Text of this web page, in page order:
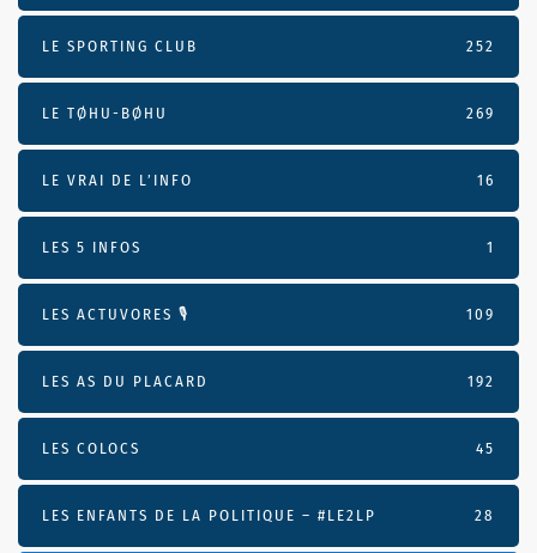
LE SPORTING CLUB 252
LE TØHU-BØHU 269
LE VRAI DE L’INFO 16
LES 5 INFOS 1
LES ACTUVORES 🎙 109
LES AS DU PLACARD 192
LES COLOCS 45
LES ENFANTS DE LA POLITIQUE – #LE2LP 28